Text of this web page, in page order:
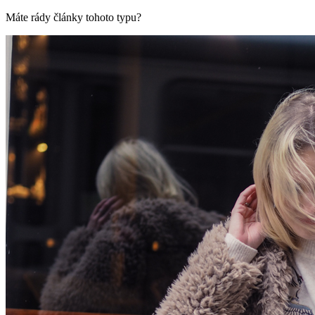
Máte rády články tohoto typu?